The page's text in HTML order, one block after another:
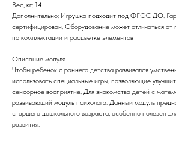
Вес, кг: 14
Дополнительно: Игрушка подходит под ФГОС ДО.
сертифицирован. Оборудование может отличаться от
по комплектации и расцветке элементов
Описание модуля
Чтобы ребенок с раннего детства развивался
использовать специальные игры, позволяющие
сенсорное восприятие. Для знакомства детей с
развивающий модуль психолога. Данный модуль
старшего дошкольного возраста, особенно полезен
развития.